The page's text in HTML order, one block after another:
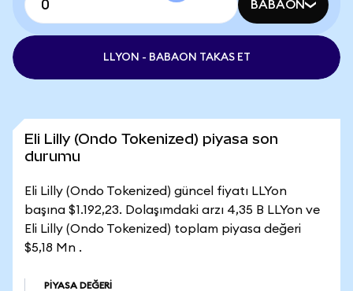
BABAON
LLYON - BABAON TAKAS ET
Eli Lilly (Ondo Tokenized) piyasa son
durumu
Eli Lilly (Ondo Tokenized) güncel fiyatı LLYon
başına $1.192,23. Dolaşımdaki arzı 4,35 B LLYon ve
Eli Lilly (Ondo Tokenized) toplam piyasa değeri
$5,18 Mn .
PIYASA DEĞERI